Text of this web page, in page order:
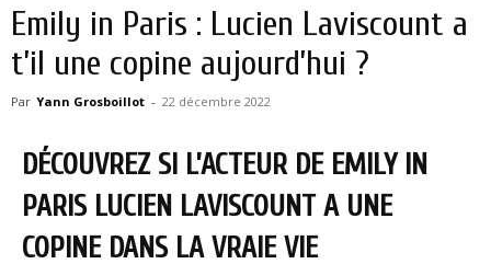
Emily in Paris : Lucien Laviscount a
t’il une copine aujourd’hui ?
Par Yann Grosboillot - 22 décembre 2022
DÉCOUVREZ SI L’ACTEUR DE EMILY IN
PARIS LUCIEN LAVISCOUNT A UNE
COPINE DANS LA VRAIE VIE